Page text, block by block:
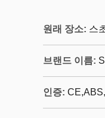
원래 장소: 스
브랜드 이름:
인증: